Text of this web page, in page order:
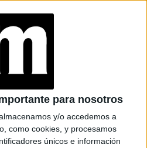
para nosotros
y/o accedemos a
como cookies, y procesamos
únicos e información
para suscriptores